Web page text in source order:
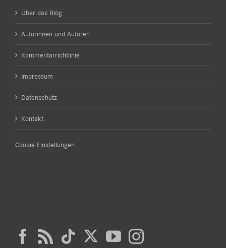
Über das Blog
Autorinnen und Autoren
Kommentarrichtlinie
Impressum
Datenschutz
Kontakt
Cookie Einstellungen